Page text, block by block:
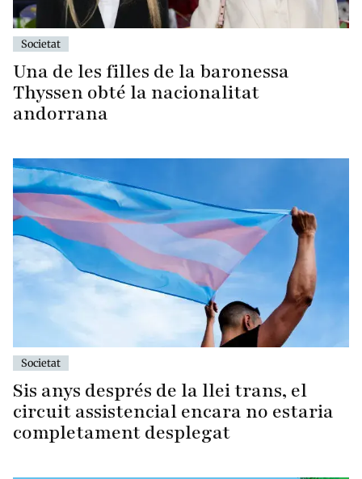
Societat
Una de les filles de la baronessa
Thyssen obté la nacionalitat
andorrana
Societat
Sis anys després de la llei trans, el
circuit assistencial encara no estaria
completament desplegat